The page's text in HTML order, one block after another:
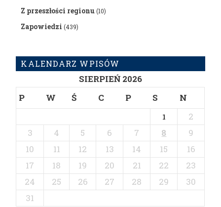
Z przeszłości regionu(10)
Zapowiedzi (439)
KALENDARZ WPISÓW
SIERPIEŃ 2026
P
W Ś C P S N
1
2
3
4 5 6 7 8
9
10
11 12 13 14 15
16
17
18 19 20 21 22
23
24
25 26 27 28 29
30
31